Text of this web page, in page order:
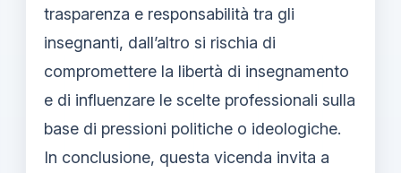
trasparenza e responsabilità tra gli
insegnanti, dall’altro si rischia di
compromettere la libertà di insegnamento
e di influenzare le scelte professionali sulla
base di pressioni politiche o ideologiche.
In conclusione, questa vicenda invita a